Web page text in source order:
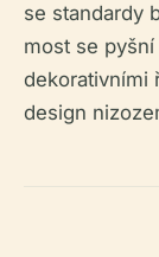
se standardy
most se
dekorativními
design